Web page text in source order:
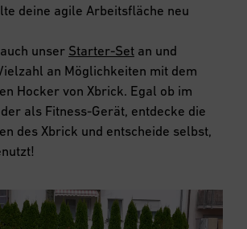
deine agile Arbeitsfläche neu
unser Starter-Set an und
an Möglichkeiten mit dem
Hocker von Xbrick. Egal ob im
als Fitness-Gerät, entdecke die
des Xbrick und entscheide selbst,